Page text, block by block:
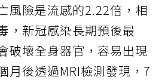
風險是流感的2.22倍，相
，新冠感染長期預後最
破壞全身器官，容易出現
月後透過MRI檢測發現，7